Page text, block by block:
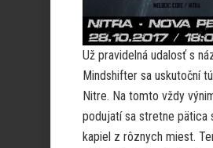
Už pravidelná udalosť s
Mindshifter sa uskutoční
Nitre. Na tomto vždy
podujatí sa stretne pätica
kapiel z rôznych miest.